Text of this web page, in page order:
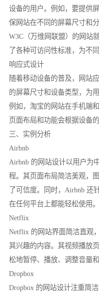
设备的用户。例如，要提供
保网站在不同的屏幕尺寸和
W3C（万维网联盟）的网站
了各种可访问性标准，为不
响应式设计
随着移动设备的普及，网站
的屏幕尺寸和设备类型，为
例如，淘宝的网站在手机端
页面布局和功能会根据设备
三、实例分析
Airbnb
Airbnb 的网站设计以用户为
程。其页面布局简洁美观，
了可信度。同时，Airbnb 还
在任何平台上都能轻松使用。
Netflix
Netflix 的网站界面简洁直观
其兴趣的内容。其视频播放
松地暂停、播放、调整音量和
Dropbox
Dropbox 的网站设计注重简